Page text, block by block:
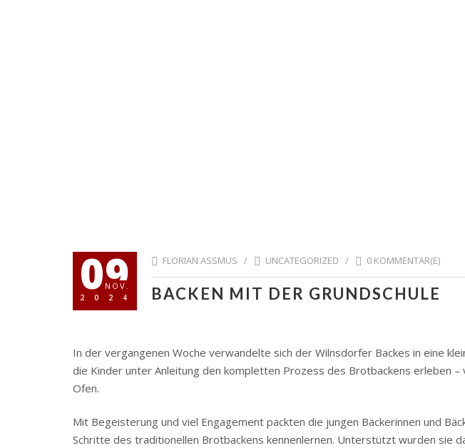
09
NOV.
2024
FLORIAN ASSMUS / UNCATEGORIZED / 0 KOMMENTAR(E)
BACKEN MIT DER GRUNDSCHULE
In der vergangenen Woche verwandelte sich der Wilnsdorfer Backes in eine
die Kinder unter Anleitung den kompletten Prozess des Brotbackens erleben
Ofen.
Mit Begeisterung und viel Engagement packten die jungen Bäckerinnen und
Schritte des traditionellen Brotbackens kennenlernen. Unterstützt wurden sie